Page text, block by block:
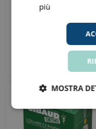
Epitact Sport 2
Unghie Livide Taglia L
più
MOSTRA